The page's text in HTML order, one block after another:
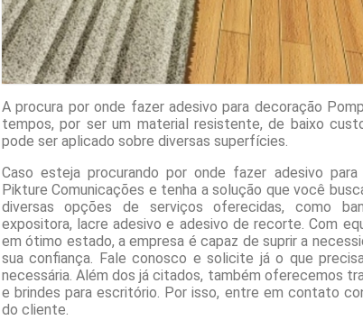
A procura por onde fazer adesivo para decoração
tempos, por ser um material resistente, de baixo
pode ser aplicado sobre diversas superfícies.
Caso esteja procurando por onde fazer adesivo
Pikture Comunicações e tenha a solução que você
diversas opções de serviços oferecidas, como
expositora, lacre adesivo e adesivo de recorte. Com
em ótimo estado, a empresa é capaz de suprir a
sua confiança. Fale conosco e solicite já o que
necessária. Além dos já citados, também oferecemos
e brindes para escritório. Por isso, entre em contato
do cliente.